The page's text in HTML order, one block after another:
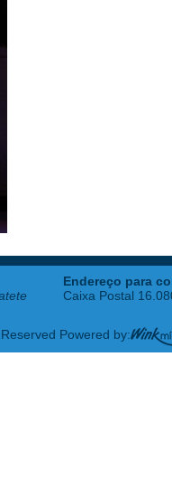
Endereço para
Caixa Postal
Powered by: